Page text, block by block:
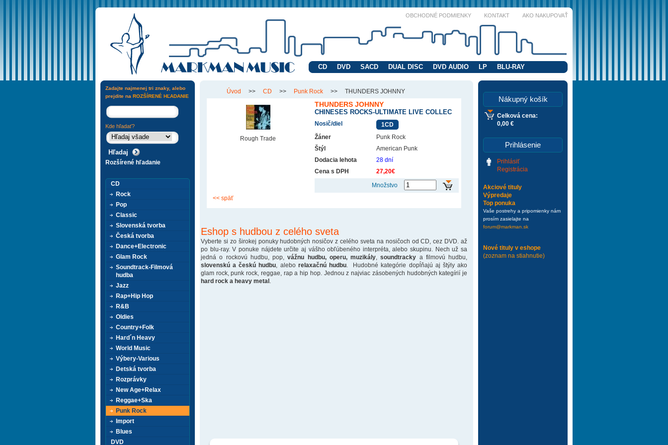
OBCHODNÉ PODMIENKY KONTAKT AKO NAKUPOVAŤ
CD DVD SACD DUAL DISC DVD AUDIO LP BLU-RAY
Úvod >> CD >> Punk Rock >> THUNDERS JOHNNY
Rough Trade
THUNDERS JOHNNY
CHINESES ROCKS-ULTIMATE LIVE COLLEC
Nosič/diel
1CD
Žáner
Punk Rock
Štýl
American Punk
Dodacia lehota
28 dní
Cena s DPH
27,20€
Množstvo
<< späť
Eshop s hudbou z celého sveta
Vyberte si zo širokej ponuky hudobných nosičov z celého sveta na nosičoch od CD, cez DVD. až
po blu-ray. V ponuke nájdete určite aj vášho obľúbeného interpréta, alebo skupinu. Nech už sa
jedná o rockovú hudbu, pop,vážnu hudbu, operu, muzikály ,soundtracky a filmovú hudbu,
slovenskú a českú hudbu , alebo relaxačnú hudbu. Hudobné kategórie dopĺňajú aj štýly ako
glam rock, punk rock, reggae, rap a hip hop. Jednou z najviac zásobených hudobných kategírií je
hard rock a heavy metal
Nákupný košík
Celková cena:
0,00 €
Prihlásenie
Prihlásiť
Registrácia
Akciové tituly
Výpredaje
Top ponuka
Vaše postrehy a pripomienky nám
prosím zasielajte na
forum@markman.sk
Nové tituly v eshope
(zoznam na stiahnutie)
Zadajte najmenej tri znaky, alebo
prejdite na ROZŠÍRENÉ HĽADANIE
Kde hľadať?
Rozšírené hľadanie
CD
Rock
Pop
Classic
Slovenská tvorba
Česká tvorba
Dance+Electronic
Glam Rock
Soundtrack-Filmová
hudba
Jazz
Rap+Hip Hop
R&B
Oldies
Country+Folk
Hard´n Heavy
World Music
Výbery-Various
Detská tvorba
Rozprávky
New Age+Relax
Reggae+Ska
Punk Rock
Import
Blues
DVD